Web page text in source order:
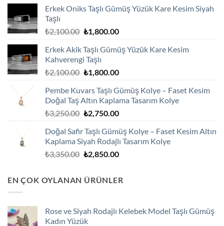
Erkek Oniks Taşlı Gümüş Yüzük Kare Kesim Siyah
Taşlı
₺2,100.00 Orijinal
₺2,100.00.
₺1,800.00Şu
fiyat:
Erkek Akik Taşlı Gümüş Yüzük Kare Kesim
Kahverengi Taşlı
₺2,100.00 Orijinal
₺2,100.00.
₺1,800.00Şu
fiyat:
₺1,800.00.
Pembe Kuvars Taşlı Gümüş Kolye – Faset Kesim
Doğal Taş Altın Kaplama Tasarım Kolye
₺3,250.00 Orijinal
₺3,250.00.
₺2,750.00Şu
fiyat:
₺2,750.00.
Doğal Safir Taşlı Gümüş Kolye – Faset Kesim Altın
Kaplama Siyah Rodajlı Tasarım Kolye
₺3,350.00 Orijinal
₺3,350.00.
₺2,850.00Şu
₺2,850.00.
EN ÇOK OYLANAN ÜRÜNLER
Rose ve Siyah Rodajlı Kelebek Model Taşlı Gümüş
Kadın Yüzük